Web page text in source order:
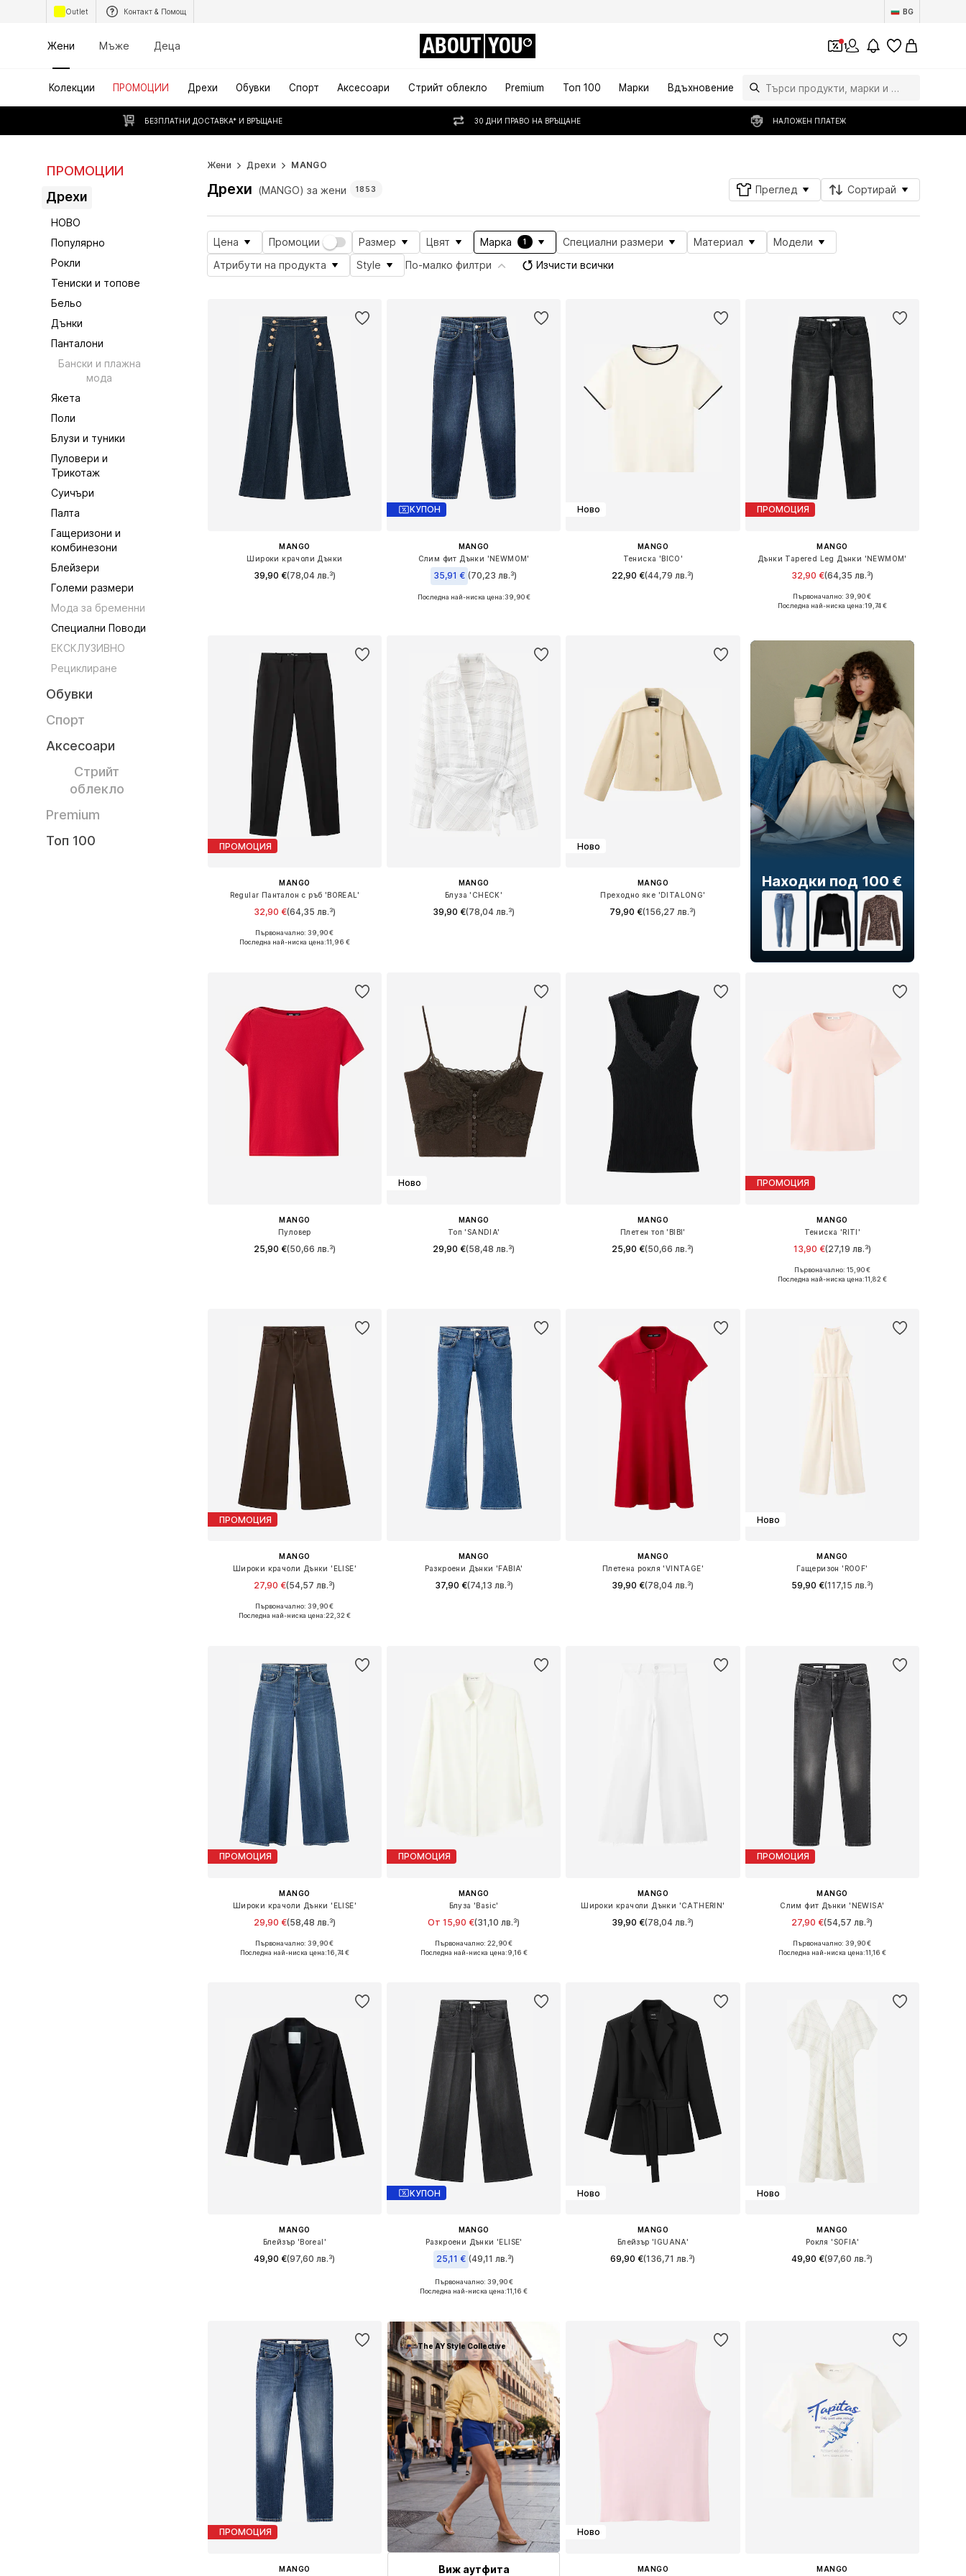
Outlet Контакт & Помощ BG
Жени Мъже Деца ABOUT YOU 1
Колекции ПРОМОЦИИ Дрехи Обувки Спорт Аксесоари Стрийт облекло Premium Топ 100 Марки Вдъхновение
БЕЗПЛАТНИ ДОСТАВКА* И ВРЪЩАНЕ 30 ДНИ ПРАВО НА ВРЪЩАНЕ НАЛОЖЕН ПЛАТЕЖ
ПРОМОЦИИ
Дрехи
НОВО
Популярно
Рокли
Тениски и топове
Бельо
Дънки
Панталони
Бански и плажна
мода
Якета
Поли
Блузи и туники
Пуловери и
Трикотаж
Суичъри
Палта
Гащеризони и
комбинезони
Блейзери
Големи размери
Мода за бременни
Специални Поводи
ЕКСКЛУЗИВНО
Рециклиране
Обувки
Спорт
Аксесоари
Стрийт
облекло
Premium
Топ 100
Жени Дрехи MANGO
Дрехи (MANGO) за жени 1853 Преглед Сортирай
Цена Промоции Размер Цвят Марка 1 Специални размери Материал
Модели
Атрибути на продукта
Style По-малко филтри Изчисти всички
MANGO
Широки крачоли Дънки
39,90 €(78,04 лв.³)
КУПОН
MANGO
Слим фит Дънки 'NEWMOM'
35,91 € (70,23 лв.³)
Предлага се в много размери
Последна най-ниска цена:39,90 €
Ново
MANGO
Тениска 'BICO'
22,90 €(44,79 лв.³)
ПРОМОЦИЯ
MANGO
Дънки Tapered Leg Дънки 'NEWMOM'
32,90 €(64,35 лв.³)
Предлага се в много размери
Първоначално: 39,90 €
Последна най-ниска цена:19,74 €
ПРОМОЦИЯ
MANGO
Regular Панталон с ръб 'BOREAL'
32,90 €(64,35 лв.³)
Предлага се в много размери
Първоначално: 39,90 €
Последна най-ниска цена:11,96 €
MANGO
Блуза 'CHECK'
39,90 €(78,04 лв.³)
Ново
MANGO
Преходно яке 'DITALONG'
79,90 €(156,27 лв.³)
Находки под 100 €
MANGO
Пуловер
25,90 €(50,66 лв.³)
Ново
MANGO
Топ 'SANDIA'
29,90 €(58,48 лв.³)
MANGO
Плетен топ 'BIBI'
25,90 €(50,66 лв.³)
ПРОМОЦИЯ
MANGO
Тениска 'RITI'
13,90 €(27,19 лв.³)
+3
Предлага се в много размери
Първоначално: 15,90 €
Последна най-ниска цена:11,82 €
ПРОМОЦИЯ
MANGO
Широки крачоли Дънки 'ELISE'
27,90 €(54,57 лв.³)
Предлага се в много размери
Първоначално: 39,90 €
Последна най-ниска цена:22,32 €
MANGO
Разкроени Дънки 'FABIA'
37,90 €(74,13 лв.³)
MANGO
Плетена рокля 'VINTAGE'
39,90 €(78,04 лв.³)
Ново
MANGO
Гащеризон 'ROOF'
59,90 €(117,15 лв.³)
ПРОМОЦИЯ
MANGO
Широки крачоли Дънки 'ELISE'
29,90 €(58,48 лв.³)
Предлага се в много размери
Първоначално: 39,90 €
Последна най-ниска цена:16,74 €
ПРОМОЦИЯ
MANGO
Блуза 'Basic'
От 15,90 €(31,10 лв.³)
Налични размери: XS, S, M, L, XL
Първоначално: 22,90 €
Последна най-ниска цена:9,16 €
MANGO
Широки крачоли Дънки 'CATHERIN'
39,90 €(78,04 лв.³)
ПРОМОЦИЯ
MANGO
Слим фит Дънки 'NEWISA'
27,90 €(54,57 лв.³)
Предлага се в много размери
Първоначално: 39,90 €
Последна най-ниска цена:11,16 €
MANGO
Блейзър 'Boreal'
49,90 €(97,60 лв.³)
КУПОН
MANGO
Разкроени Дънки 'ELISE'
25,11 € (49,11 лв.³)
Предлага се в много размери
Първоначално: 39,90 €
Последна най-ниска цена:11,16 €
Ново
MANGO
Блейзър 'IGUANA'
69,90 €(136,71 лв.³)
Ново
MANGO
Рокля 'SOFIA'
49,90 €(97,60 лв.³)
ПРОМОЦИЯ
MANGO
The AY Style Collective
Виж аутфита
Ново
MANGO MANGO